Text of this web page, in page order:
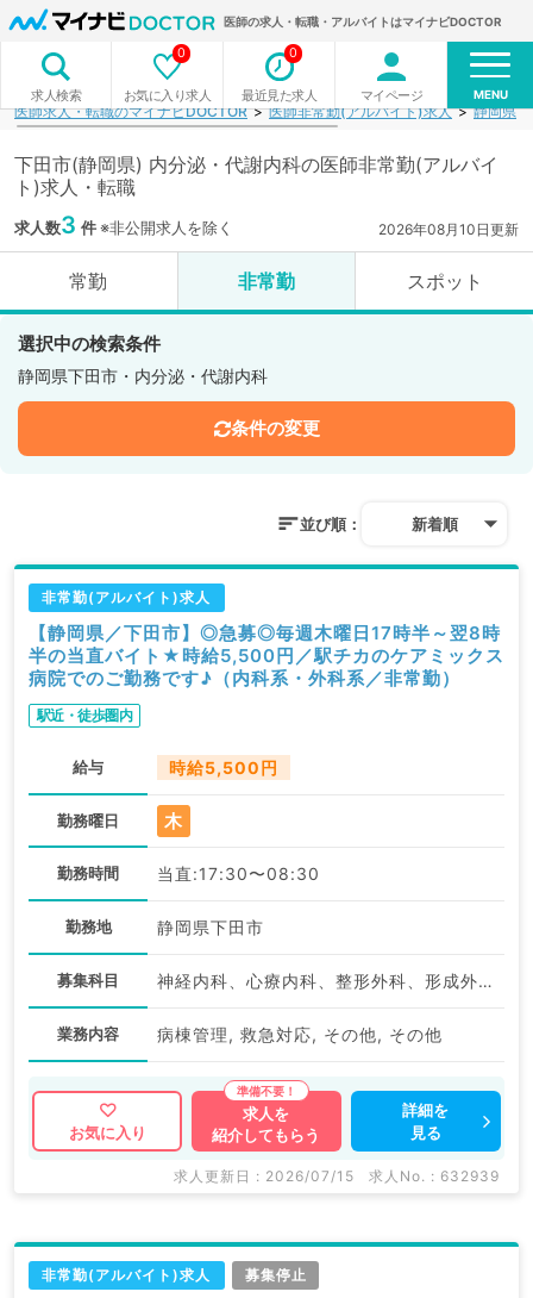
医師の求人・転職・アルバイトはマイナビDOCTOR
求人検索 お気に入り求人
0
最近見た求人
0
マイページ MENU
医師求人・転職のマイナビDOCTOR 医師非常勤(アルバイト)求人 静岡県
下田市(静岡県) 内分泌・代謝内科の医師非常勤(アルバイ
ト)求人・転職
求人数3 件※非公開求人を除く 2026年08月10日更新
常勤 非常勤 スポット
選択中の検索条件
静岡県下田市・内分泌・代謝内科
条件の変更
並び順： 新着順
非常勤(アルバイト)求人
【静岡県／下田市】◎急募◎毎週木曜日17時半～翌8時
半の当直バイト★時給5,500円／駅チカのケアミックス
病院でのご勤務です♪（内科系・外科系／非常勤）
駅近・徒歩圏内
給与 時給5,500円
勤務曜日 木
勤務時間 当直:17:30〜08:30
勤務地 静岡県下田市
募集科目 神経内科、心療内科、整形外科、形成外科、美容外科、脳神経外科、呼吸器外科、心臓血管外科、小児外科、一般内科、循環器内科、呼吸器内科、消化器内科、内分泌・代謝内科、腎臓内科、老年内科、外科系全般、一般外科、消化器外科、乳腺外科、スポーツ整形外科、大腸・肛門外科、脊髄・脊椎外科
業務内容 病棟管理, 救急対応, その他, その他
お気に入り
求人を
紹介してもらう
詳細を
見る
求人更新日 : 2026/07/15 求人No. : 632939
非常勤(アルバイト)求人 募集停止